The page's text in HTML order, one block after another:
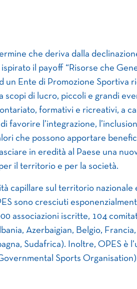
che deriva dalla
ispirato il payoff “Risorse che
un Ente di Promozione Sportiva
scopi di lucro, piccoli e grandi
formativi e ricreativi, a
favorire l’integrazione,
che possono apportare
in eredità al Paese una
il territorio e per la società.
capillare sul territorio nazionale
sono cresciuti
associazioni iscritte, 104
Azerbaigian, Belgio,
Sudafrica). Inoltre, OPES è
Sports